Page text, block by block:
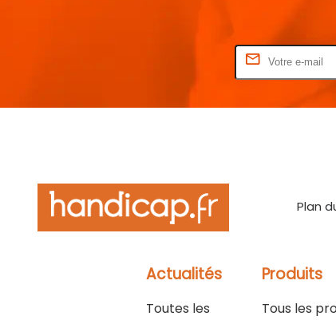
Plan
Actualités
Toutes les
Produits
Tous les